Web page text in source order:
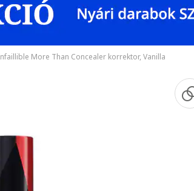
More Than Concealer korrektor, Vanilla